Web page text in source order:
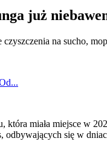
już
na sucho,
która miała miejsce w
odbywających się w